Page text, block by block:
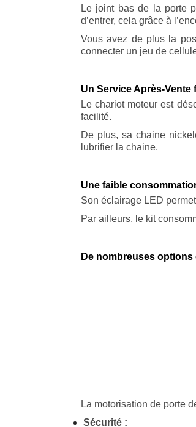
Le joint bas de la porte
d’entrer, cela grâce à
Vous avez de plus la
connecter un jeu de
Un Service Après-Vente
Le chariot moteur est
facilité.
De plus, sa chaine
lubrifier la chaine.
Une faible
Son éclairage LED
Par ailleurs, le kit
De nombreuses options
La motorisation de porte
Sécurité :